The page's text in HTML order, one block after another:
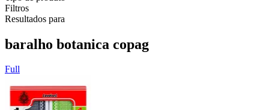
Filtros
Resultados para
baralho botanica copag
Full